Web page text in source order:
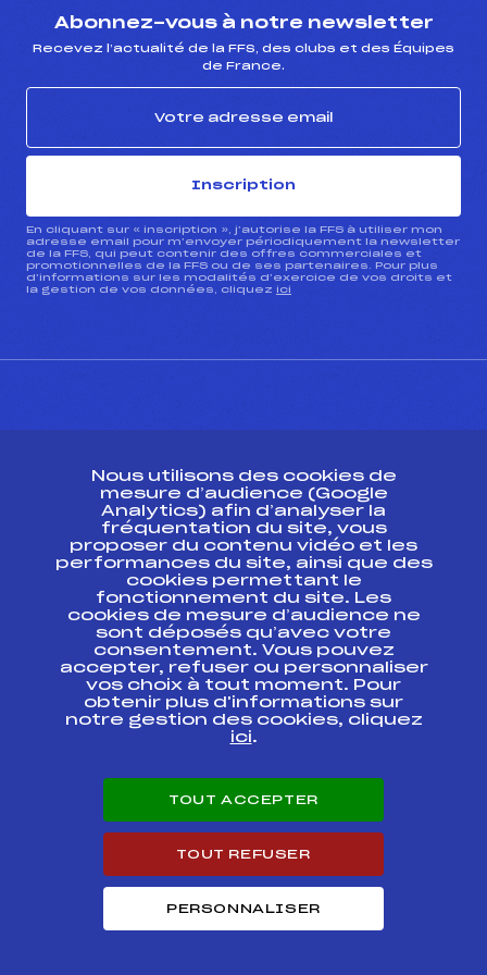
Abonnez-vous à notre newsletter
Recevez l’actualité de la FFS, des clubs et des Équipes
de France.
Inscription
En cliquant sur « inscription », j’autorise la FFS à utiliser mon
adresse email pour m’envoyer périodiquement la newsletter
de la FFS, qui peut contenir des offres commerciales et
promotionnelles de la FFS ou de ses partenaires. Pour plus
d’informations sur les modalités d’exercice de vos droits et
la gestion de vos données, cliquez ici
Ressources
Pass’Neige
Projet sportif fédéral
Projet de performance fédéral
Antidopage
Pôle Développement, Formation, Suivi
Scientifique
Listes ministérielles
Pôle vie de l’athlète
Enseignement professionnel
Carrières
Nous utilisons des cookies de
mesure d’audience (Google
Analytics) afin d’analyser la
fréquentation du site, vous
proposer du contenu vidéo et les
performances du site, ainsi que des
cookies permettant le
fonctionnement du site. Les
cookies de mesure d’audience ne
sont déposés qu’avec votre
consentement. Vous pouvez
accepter, refuser ou personnaliser
vos choix à tout moment. Pour
obtenir plus d'informations sur
notre gestion des cookies, cliquez
ici.
TOUT ACCEPTER
TOUT REFUSER
PERSONNALISER